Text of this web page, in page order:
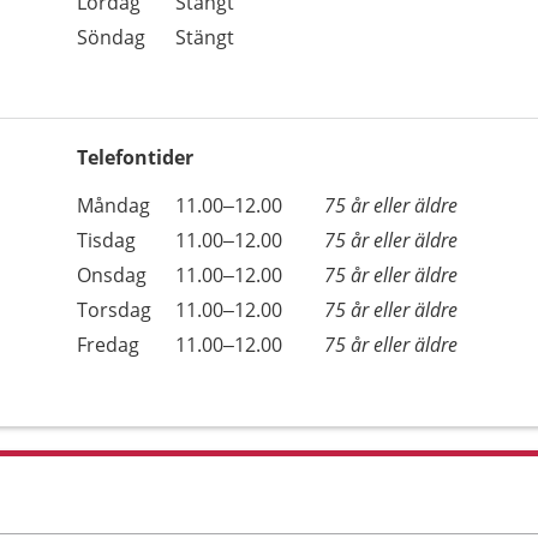
Söndag
Stängt
Telefontider
Dag
Öppettider
Kommentarer
Måndag 11.00–12.00
75 år eller äldre
Tisdag
11.00–12.00
75 år eller äldre
Onsdag
11.00–12.00
75 år eller äldre
Torsdag
11.00–12.00
75 år eller äldre
Fredag
11.00–12.00 75 år eller äldre